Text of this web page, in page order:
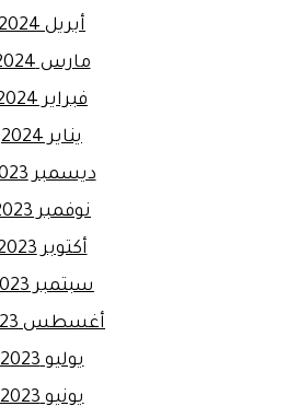
أبريل 2024
مارس 2024
فبراير 2024
يناير 2024
ديسمبر 2023
نوفمبر 2023
أكتوبر 2023
سبتمبر 2023
أغسطس 2023
يوليو 2023
يونيو 2023